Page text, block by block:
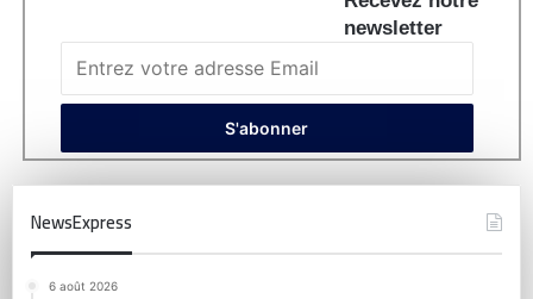
newsletter
NewsExpress
6 août 2026